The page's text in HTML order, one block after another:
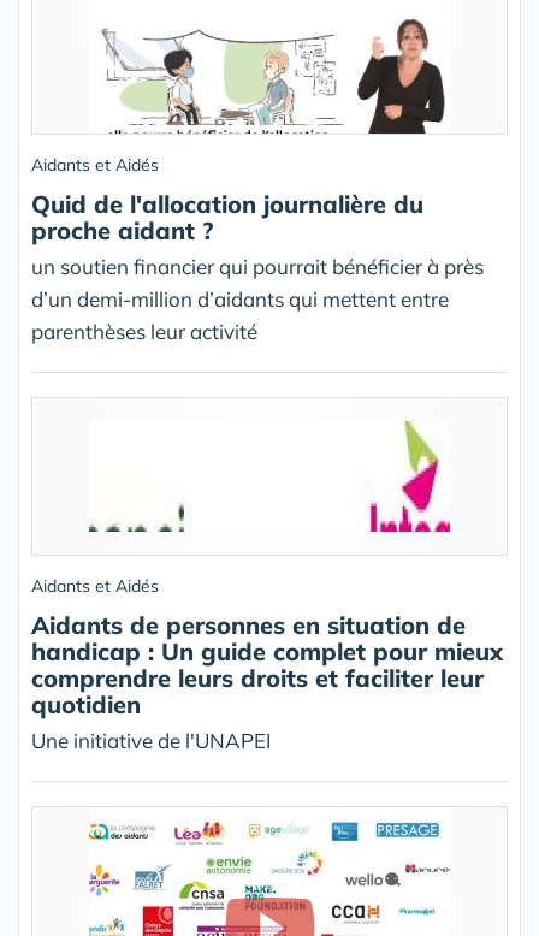
Aidants et Aidés
Quid de l'allocation journalière du
proche aidant ?
un soutien financier qui pourrait bénéficier à près
d’un demi-million d’aidants qui mettent entre
parenthèses leur activité
Aidants et Aidés
Aidants de personnes en situation de
handicap : Un guide complet pour mieux
comprendre leurs droits et faciliter leur
quotidien
Une initiative de l'UNAPEI